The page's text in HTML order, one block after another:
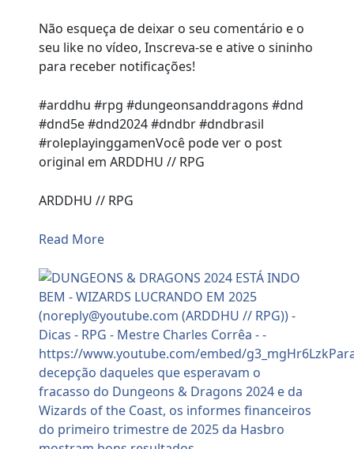
Não esqueça de deixar o seu comentário e o
seu like no vídeo, Inscreva-se e ative o sininho
para receber notificações!
#arddhu #rpg #dungeonsanddragons #dnd
#dnd5e #dnd2024 #dndbr #dndbrasil
#roleplayinggamenVocê pode ver o post
original em ARDDHU // RPG
ARDDHU // RPG
Read More